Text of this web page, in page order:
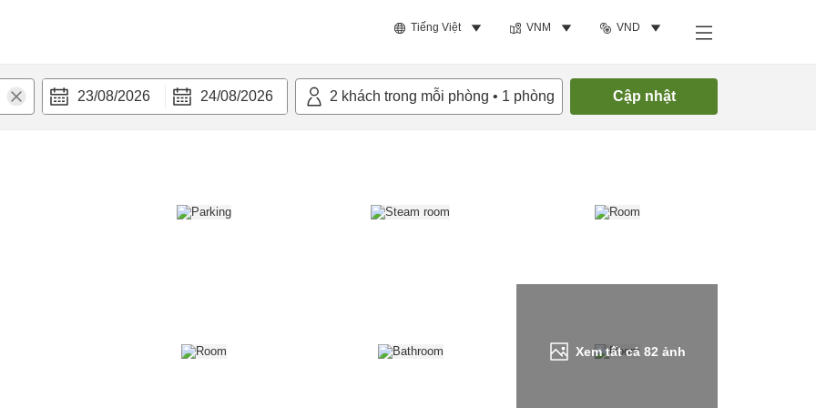
Tiếng Việt VNM VND
23/08/2026 24/08/2026 2 khách trong mỗi phòng • 1 phòng Cập nhật
Xem tất cả82 ảnh
nghi Tìm phòng trống